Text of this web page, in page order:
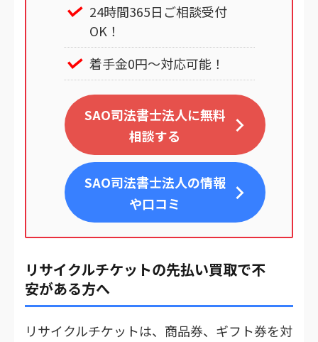
24時間365日ご相談受付
OK！
着手金0円～対応可能！
SAO司法書士法人に無料
相談する
SAO司法書士法人の情報
や口コミ
リサイクルチケットの先払い買取で不
安がある方へ
リサイクルチケットは、商品券、ギフト券を対